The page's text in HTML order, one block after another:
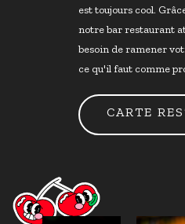
est toujours cool.
notre bar restaurant
besoin de ramener
ce qu'il faut comme
CARTE